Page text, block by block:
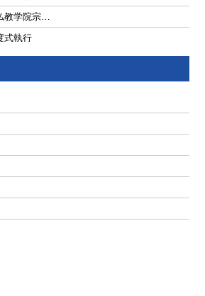
教学院宗…
式執行
院 京都本…
教学院宗…
動画を…
各科修了…
動画を…
彼岸会 …
蘭盆会 …
）の僧侶…
に勤しむ…